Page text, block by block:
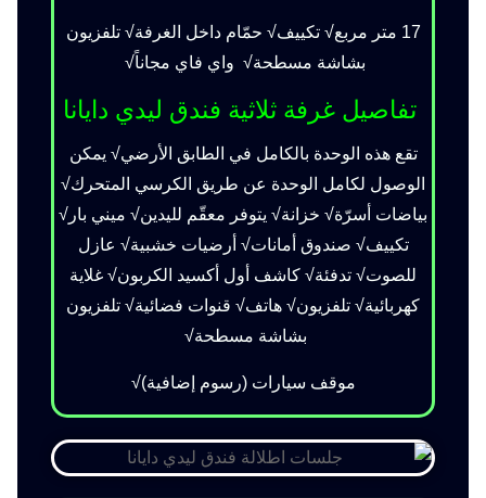
17 متر مربع√ تكييف√ حمّام داخل الغرفة√ تلفزيون
بشاشة مسطحة√ واي فاي مجاناً√
تفاصيل غرفة ثلاثية فندق ليدي دايانا
تقع هذه الوحدة بالكامل في الطابق الأرضي√ يمكن
الوصول لكامل الوحدة عن طريق الكرسي المتحرك√
بياضات أسرّة√ خزانة√ يتوفر معقّم لليدين√ ميني بار√
تكييف√ صندوق أمانات√ أرضيات خشبية√ عازل
للصوت√ تدفئة√ كاشف أول أكسيد الكربون√ غلاية
كهربائية√ تلفزيون√ هاتف√ قنوات فضائية√ تلفزيون
بشاشة مسطحة√
موقف سيارات (رسوم إضافية)√